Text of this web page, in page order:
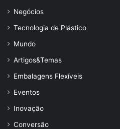
Negócios
Tecnologia de Plástico
Mundo
Artigos&Temas
Embalagens Flexíveis
Eventos
Inovação
Conversão